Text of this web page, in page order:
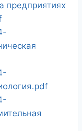
предприятиях